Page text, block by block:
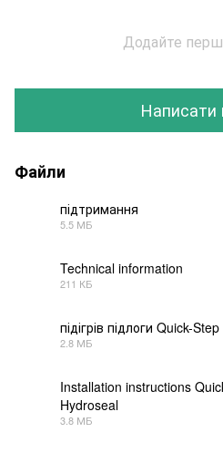
Додайте
Написати
Файли
підтримання
5.5 МБ
Technical information
211 КБ
підігрів підлоги Quick-Step
2.8 МБ
Installation instructions
Hydroseal
3.8 МБ